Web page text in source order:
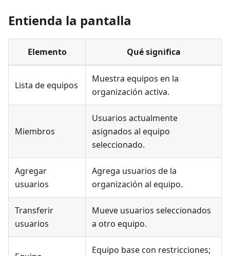
Entienda la pantalla
Elemento Qué significa
Lista de equipos
Muestra equipos en la
organización activa.
Miembros
Usuarios actualmente
asignados al equipo
seleccionado.
Agregar
usuarios
Agrega usuarios de la
organización al equipo.
Transferir
usuarios
Mueve usuarios seleccionados
a otro equipo.
Equipo base con restricciones;